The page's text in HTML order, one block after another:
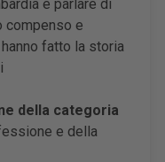
e parlare di
compenso e
fatto la storia
della categoria
e della